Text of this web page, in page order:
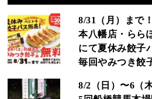
8/31（月）まで
本八幡店・らら
にて夏休み餃子
毎回やみつき餃
8/2（日）〜6（